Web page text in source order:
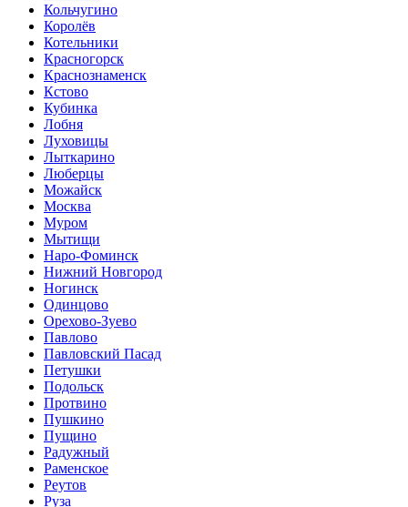
Кольчугино
Королёв
Котельники
Красногорск
Краснознаменск
Кстово
Кубинка
Лобня
Луховицы
Лыткарино
Люберцы
Можайск
Москва
Муром
Мытищи
Наро-Фоминск
Нижний Новгород
Ногинск
Одинцово
Орехово-Зуево
Павлово
Павловский Пасад
Петушки
Подольск
Протвино
Пушкино
Пущино
Радужный
Раменское
Реутов
Руза